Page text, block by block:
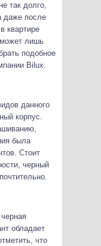
так долго,
даже после
квартире
лишь
подобное
Bilux.
данного
корпус.
была
Стоит
черный
обладает
что